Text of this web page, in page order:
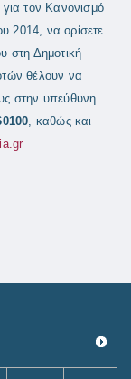
τον Κανονισμό
2014, να ορίσετε
στη Δημοτική
θέλουν να
στην υπεύθυνη
, καθώς και